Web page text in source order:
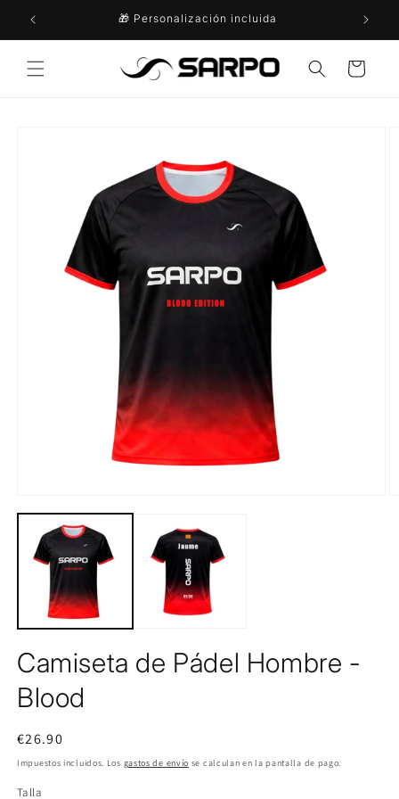
directamente
🎁 Personalización incluida
Carrito
Camiseta de Pádel Hombre -
Blood
Precio
habitual
€26.90
Impuestos incluidos. Los gastos de envío se calculan en la pantalla de pago.
Talla